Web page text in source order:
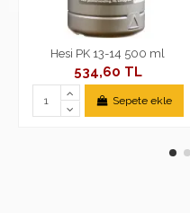
Hesi PK 13-14 500 ml
534,60 TL
Sepete ekle